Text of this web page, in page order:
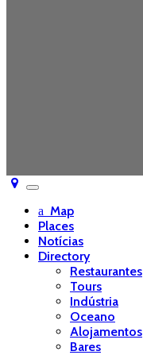
Toggle
navigation
Map
Places
Notícias
Directory
Restaurantes
Tours
Indústria
Oceano
Alojamentos
Bares